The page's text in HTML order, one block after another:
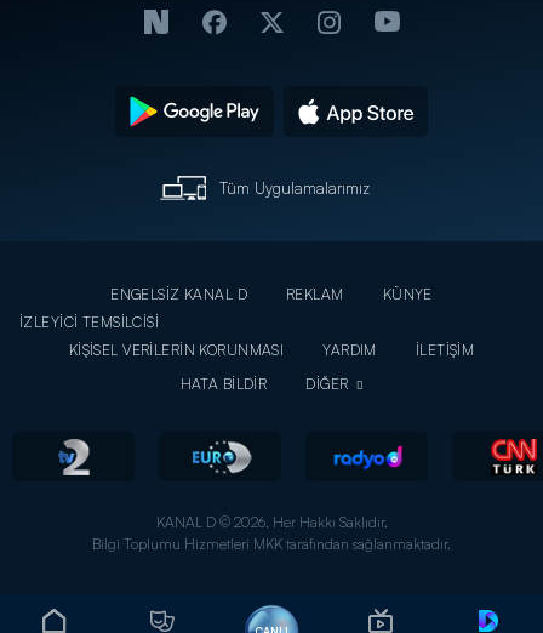
Tüm Uygulamalarımız
ENGELSİZ KANAL D REKLAM
KÜNYE
İZLEYİCİ TEMSİLCİSİ
KİŞİSEL VERİLERİN KORUNMASI
YARDIM
İLETİŞİM
HATA BİLDİR
DİĞER
KANAL D © 2026. Her Hakkı Saklıdır.
Bilgi Toplumu Hizmetleri MKK tarafından sağlanmaktadır.